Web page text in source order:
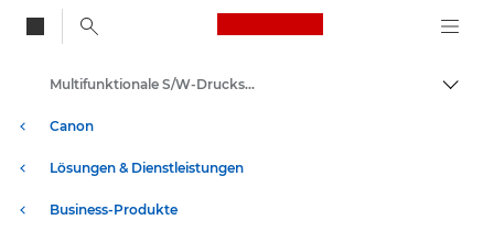
Canon Logo, back
Auf
Canon
Lösungen & Dienstleistungen
Business-Produkte
Multifunktionale S/W-Drucksysteme - Canon Schweiz